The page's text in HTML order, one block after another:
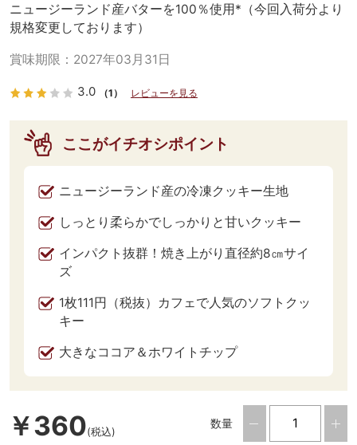
ニュージーランド産バターを100％使用*（今回入荷分より
規格変更しております）
賞味期限： 2027年03月31日
3.0 （1） レビューを見る
ここがイチオシポイント
ニュージーランド産の冷凍クッキー生地
しっとり柔らかでしっかりと甘いクッキー
インパクト抜群！焼き上がり直径約8㎝サイ
ズ
1枚111円（税抜）カフェで人気のソフトクッ
キー
大きなココア＆ホワイトチップ
￥360(税込)
数量